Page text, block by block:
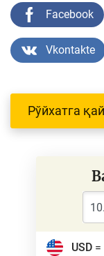
Facebook
Vkontakte
Рўйхатга
USD=